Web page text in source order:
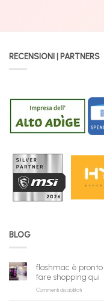
RECENSIONI | PARTNERS
BLOG
flashmac è
fare shopping qui
Commenti disabilitatisu